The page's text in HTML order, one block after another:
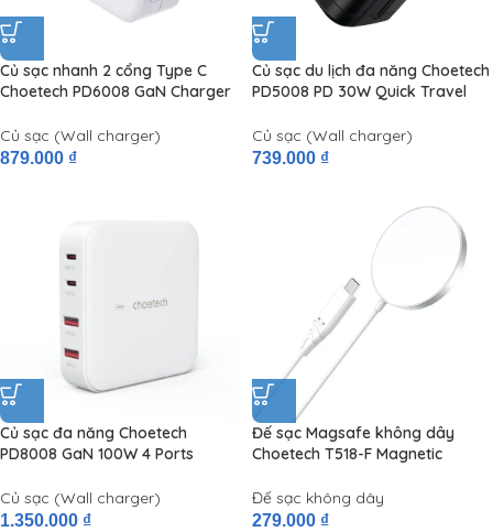
Củ sạc nhanh 2 cổng Type C
Choetech PD6008 GaN Charger
Charger)
Củ sạc (Wall charger)
879.000 ₫
Củ sạc du lịch đa năng Choetech
PD5008 PD 30W Quick Travel
chân cắm)
Củ sạc (Wall charger)
739.000 ₫
Củ sạc đa năng Choetech
PD8008 GaN 100W 4 Ports
Charger )
Củ sạc (Wall charger)
1.350.000 ₫
Đế sạc Magsafe không dây
Choetech T518-F Magnetic
iPhone
Đế sạc không dây
279.000 ₫